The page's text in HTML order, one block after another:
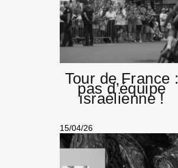
Tour de France :
pas d’équipe
israélienne !
15/04/26